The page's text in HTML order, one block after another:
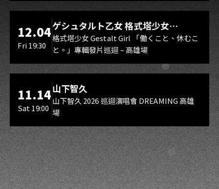
LIVE WAREHOUSE 小庫
12.04
Fri 19:30
ゲシュタルト乙女 格式塔少女
Gestalt Girl
格式塔少女 Gestalt Girl 「働くこと、休むこ
と。」專輯發片巡迴 – 高雄場
11.14
Sat 19:00
山下智久
山下智久 2026 巡迴演唱會 DREAMING 高雄
場